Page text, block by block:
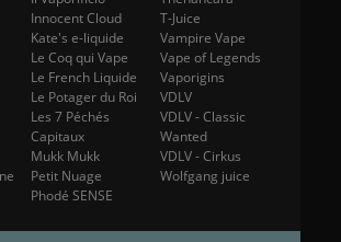
Innocent Cloud
Kate's e-liquide
Le Coq qui Vape
Le French Liquide
Le Potager du Roi
Les 7 Péchés
Capitaux
Mukk Mukk
Petit Nuage
Phodé SENSE
T-Juice
Vampire Vape
Vape of Legends
Vaporigins
VDLV
VDLV - Classic
Wanted
VDLV - Cirkus
Wolfgang juice